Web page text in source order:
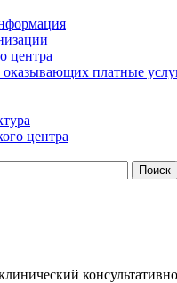
центра
оказывающих платные
центра